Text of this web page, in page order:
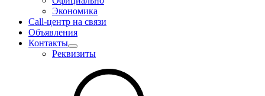
Экономика
Call-центр на связи
Объявления
Контакты
Реквизиты